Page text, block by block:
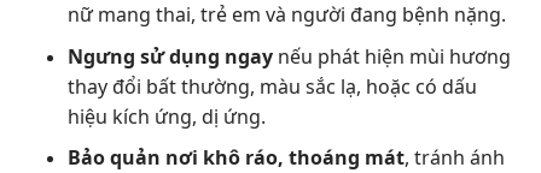
nữ mang thai, trẻ em và người đang bệnh nặng.
Ngưng sử dụng ngaynếu phát hiện mùi hương
thay đổi bất thường, màu sắc lạ, hoặc có dấu
hiệu kích ứng, dị ứng.
Bảo quản nơi khô ráo, thoáng mát, tránh ánh